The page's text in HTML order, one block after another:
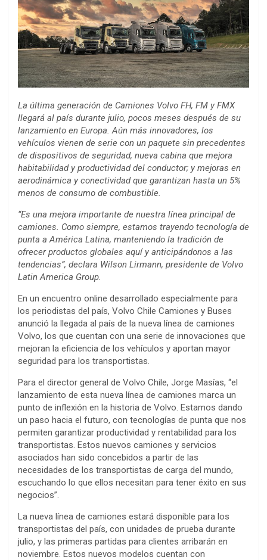
La última generación de Camiones Volvo FH, FM y FMX
llegará al país durante julio, pocos meses después de su
lanzamiento en Europa. Aún más innovadores, los
vehículos vienen de serie con un paquete sin precedentes
de dispositivos de seguridad, nueva cabina que mejora
habitabilidad y productividad del conductor; y mejoras en
aerodinámica y conectividad que garantizan hasta un 5%
menos de consumo de combustible.
“Es una mejora importante de nuestra línea principal de
camiones. Como siempre, estamos trayendo tecnología de
punta a América Latina, manteniendo la tradición de
ofrecer productos globales aquí y anticipándonos a las
tendencias”, declara Wilson Lirmann, presidente de Volvo
Latin America Group.
En un encuentro online desarrollado especialmente para
los periodistas del país, Volvo Chile Camiones y Buses
anunció la llegada al país de la nueva línea de camiones
Volvo, los que cuentan con una serie de innovaciones que
mejoran la eficiencia de los vehículos y aportan mayor
seguridad para los transportistas.
Para el director general de Volvo Chile, Jorge Masías, “el
lanzamiento de esta nueva línea de camiones marca un
punto de inflexión en la historia de Volvo. Estamos dando
un paso hacia el futuro, con tecnologías de punta que nos
permiten garantizar productividad y rentabilidad para los
transportistas. Estos nuevos camiones y servicios
asociados han sido concebidos a partir de las
necesidades de los transportistas de carga del mundo,
escuchando lo que ellos necesitan para tener éxito en sus
negocios”.
La nueva línea de camiones estará disponible para los
transportistas del país, con unidades de prueba durante
julio, y las primeras partidas para clientes arribarán en
noviembre. Estos nuevos modelos cuentan con